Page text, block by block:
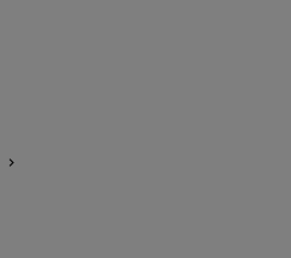
chevron_right